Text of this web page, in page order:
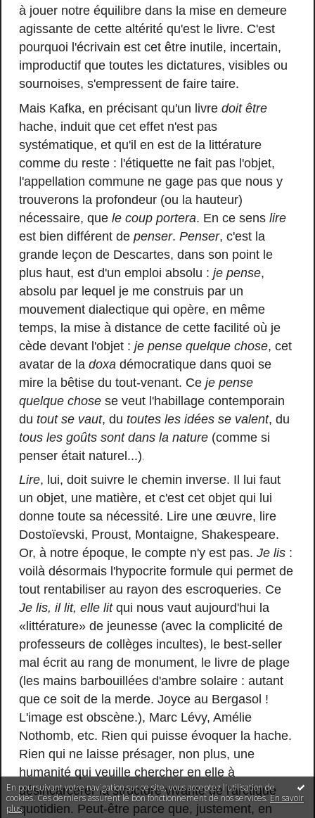
En poursuivant votre navigation sur ce site, vous acceptez l'utilisation de
cookies. Ces derniers assurent le bon fonctionnement de nos services.En savoir
plus.
à jouer notre équilibre dans la mise en demeure
agissante de cette altérité qu'est le livre. C'est
pourquoi l'écrivain est cet être inutile, incertain,
improductif que toutes les dictatures, visibles ou
sournoises, s'empressent de faire taire.
Mais Kafka, en précisant qu'un livre doit être
hache, induit que cet effet n'est pas
systématique, et qu'il en est de la littérature
comme du reste : l'étiquette ne fait pas l'objet,
l'appellation commune ne gage pas que nous y
trouverons la profondeur (ou la hauteur)
nécessaire, que le coup portera. En ce sens lire
est bien différent de penser. Penser, c'est la
grande leçon de Descartes, dans son point le
plus haut, est d'un emploi absolu : je pense,
absolu par lequel je me construis par un
mouvement dialectique qui opère, en même
temps, la mise à distance de cette facilité où je
cède devant l'objet : je pense quelque chose, cet
avatar de la doxa démocratique dans quoi se
mire la bêtise du tout-venant. Ce je pense
quelque chosese veut l'habillage contemporain
du tout se vaut, du toutes les idées se valent, du
tous les goûts sont dans la nature (comme si
penser était naturel...).
Lire, lui, doit suivre le chemin inverse. Il lui faut
un objet, une matière, et c'est cet objet qui lui
donne toute sa nécessité. Lire une œuvre, lire
Dostoïevski, Proust, Montaigne, Shakespeare.
Or, à notre époque, le compte n'y est pas. Je lis:
voilà désormais l'hypocrite formule qui permet de
tout rentabiliser au rayon des escroqueries. Ce
Je lis, il lit, elle litqui nous vaut aujourd'hui la
«littérature» de jeunesse (avec la complicité de
professeurs de collèges incultes), le best-seller
mal écrit au rang de monument, le livre de plage
(les mains barbouillées d'ambre solaire : autant
que ce soit de la merde. Joyce au Bergasol !
L'image est obscène.), Marc Lévy, Amélie
Nothomb, etc. Rien qui puisse évoquer la hache.
Rien qui ne laisse présager, non plus, une
humanité qui veuille chercher en elle à
désincarcérer la structure vivante de l'arctique
quotidien. Peut-être parce que, justement, en